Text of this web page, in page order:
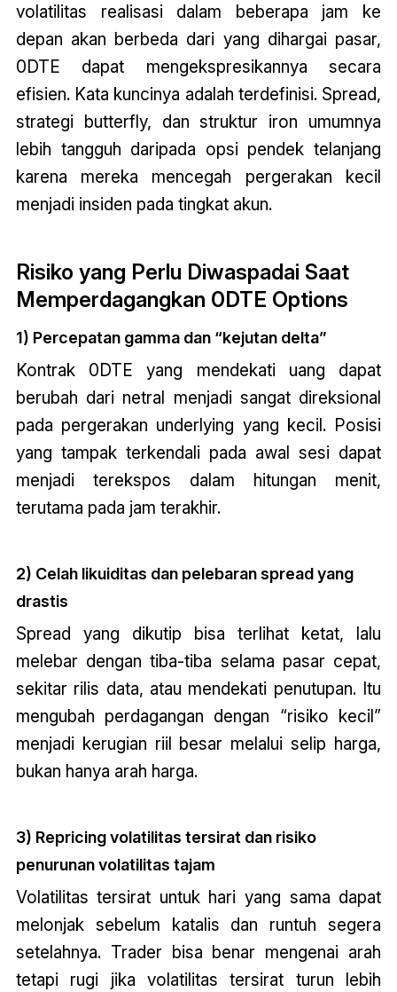
volatilitas realisasi dalam beberapa jam ke
depan akan berbeda dari yang dihargai pasar,
0DTE dapat mengekspresikannya secara
efisien. Kata kuncinya adalah terdefinisi. Spread,
strategi butterfly, dan struktur iron umumnya
lebih tangguh daripada opsi pendek telanjang
karena mereka mencegah pergerakan kecil
menjadi insiden pada tingkat akun.
Risiko yang Perlu Diwaspadai Saat
Memperdagangkan 0DTE Options
1) Percepatan gamma dan “kejutan delta”
Kontrak 0DTE yang mendekati uang dapat
berubah dari netral menjadi sangat direksional
pada pergerakan underlying yang kecil. Posisi
yang tampak terkendali pada awal sesi dapat
menjadi terekspos dalam hitungan menit,
terutama pada jam terakhir.
2) Celah likuiditas dan pelebaran spread yang
drastis
Spread yang dikutip bisa terlihat ketat, lalu
melebar dengan tiba-tiba selama pasar cepat,
sekitar rilis data, atau mendekati penutupan. Itu
mengubah perdagangan dengan “risiko kecil”
menjadi kerugian riil besar melalui selip harga,
bukan hanya arah harga.
3) Repricing volatilitas tersirat dan risiko
penurunan volatilitas tajam
Volatilitas tersirat untuk hari yang sama dapat
melonjak sebelum katalis dan runtuh segera
setelahnya. Trader bisa benar mengenai arah
tetapi rugi jika volatilitas tersirat turun lebih